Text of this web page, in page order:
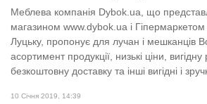
Меблева компанія Dybok.ua, що
магазином www.dybok.ua і Гіпермаркетом
Луцьку, пропонує для лучан і мешканців
асортимент продукції, низькі ціни, вигідну
безкоштовну доставку та інші вигідні і
10 Січня 2019, 14:39